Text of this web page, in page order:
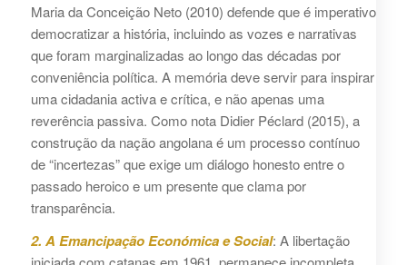
Maria da Conceição Neto (2010) defende que é imperativo
democratizar a história, incluindo as vozes e narrativas
que foram marginalizadas ao longo das décadas por
conveniência política. A memória deve servir para inspirar
uma cidadania activa e crítica, e não apenas uma
reverência passiva. Como nota Didier Péclard (2015), a
construção da nação angolana é um processo contínuo
de “incertezas” que exige um diálogo honesto entre o
passado heroico e um presente que clama por
transparência.
2. A Emancipação Económica e Social: A libertação